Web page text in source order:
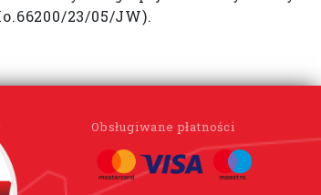
23/05/JW).
Obsługiwane płatności